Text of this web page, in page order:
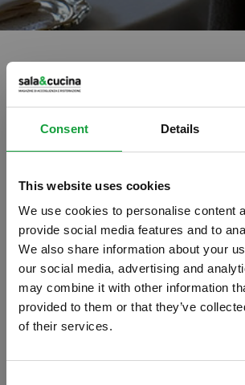
Consent Details
This website uses cookies
We use cookies to personalise content
provide social media features and to
We also share information about your
our social media, advertising and
may combine it with other information
provided to them or that they’ve
of their services.
A Osaka si inaugura la
scuola di pizza
Stampa
22/05/2017
ISCRIVITI ALLA